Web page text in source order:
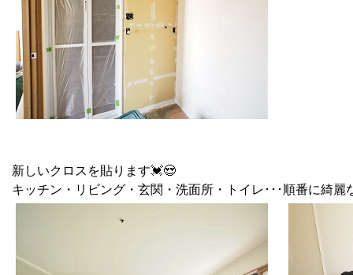
新しいクロスを貼ります💓😍
キッチン・リビング・玄関・洗面所・トイレ･･･順番に綺麗